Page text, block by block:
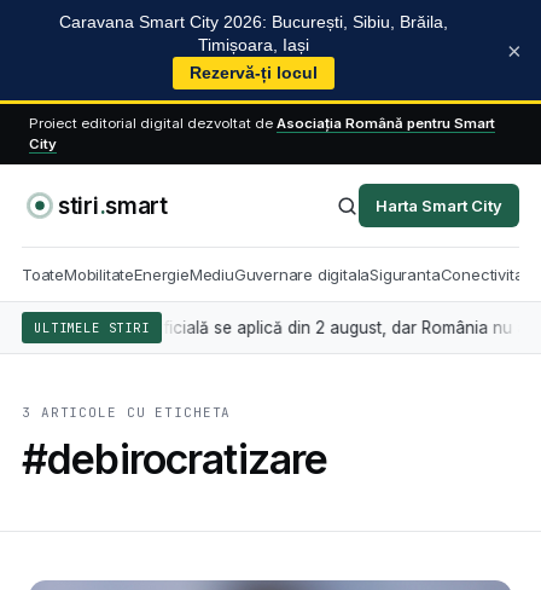
Caravana Smart City 2026: București, Sibiu, Brăila,
Timișoara, Iași
Rezervă-ți locul
×
Proiect editorial digital dezvoltat de Asociația Română pentru Smart
City
stiri.smart Harta Smart City
ToateMobilitateEnergieMediuGuvernare digitalaSigurantaConectivitate
ULTIMELE STIRI
inteligența artificială se aplică din 2 august, dar România nu are
3 ARTICOLE CU ETICHETA
#debirocratizare